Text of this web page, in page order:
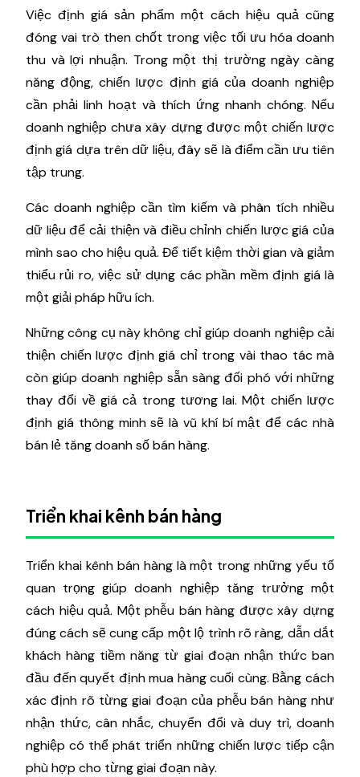
Việc định giá sản phẩm một cách hiệu quả cũng
đóng vai trò then chốt trong việc tối ưu hóa doanh
thu và lợi nhuận. Trong một thị trường ngày càng
năng động, chiến lược định giá của doanh nghiệp
cần phải linh hoạt và thích ứng nhanh chóng. Nếu
doanh nghiệp chưa xây dựng được một chiến lược
định giá dựa trên dữ liệu, đây sẽ là điểm cần ưu tiên
tập trung.
Các doanh nghiệp cần tìm kiếm và phân tích nhiều
dữ liệu để cải thiện và điều chỉnh chiến lược giá của
mình sao cho hiệu quả. Để tiết kiệm thời gian và giảm
thiểu rủi ro, việc sử dụng các phần mềm định giá là
một giải pháp hữu ích.
Những công cụ này không chỉ giúp doanh nghiệp cải
thiện chiến lược định giá chỉ trong vài thao tác mà
còn giúp doanh nghiệp sẵn sàng đối phó với những
thay đổi về giá cả trong tương lai. Một chiến lược
định giá thông minh sẽ là vũ khí bí mật để các nhà
bán lẻ tăng doanh số bán hàng.
Triển khai kênh bán hàng
Triển khai kênh bán hàng là một trong những yếu tố
quan trọng giúp doanh nghiệp tăng trưởng một
cách hiệu quả. Một phễu bán hàng được xây dựng
đúng cách sẽ cung cấp một lộ trình rõ ràng, dẫn dắt
khách hàng tiềm năng từ giai đoạn nhận thức ban
đầu đến quyết định mua hàng cuối cùng. Bằng cách
xác định rõ từng giai đoạn của phễu bán hàng như
nhận thức, cân nhắc, chuyển đổi và duy trì, doanh
nghiệp có thể phát triển những chiến lược tiếp cận
phù hợp cho từng giai đoạn này.